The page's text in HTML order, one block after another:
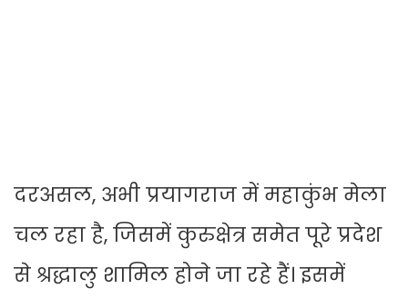
दरअसल, अभी प्रयागराज में महाकुंभ मेला
चल रहा है, जिसमें कुरुक्षेत्र समेत पूरे प्रदेश
से श्रद्धालु शामिल होने जा रहे हैं। इसमें